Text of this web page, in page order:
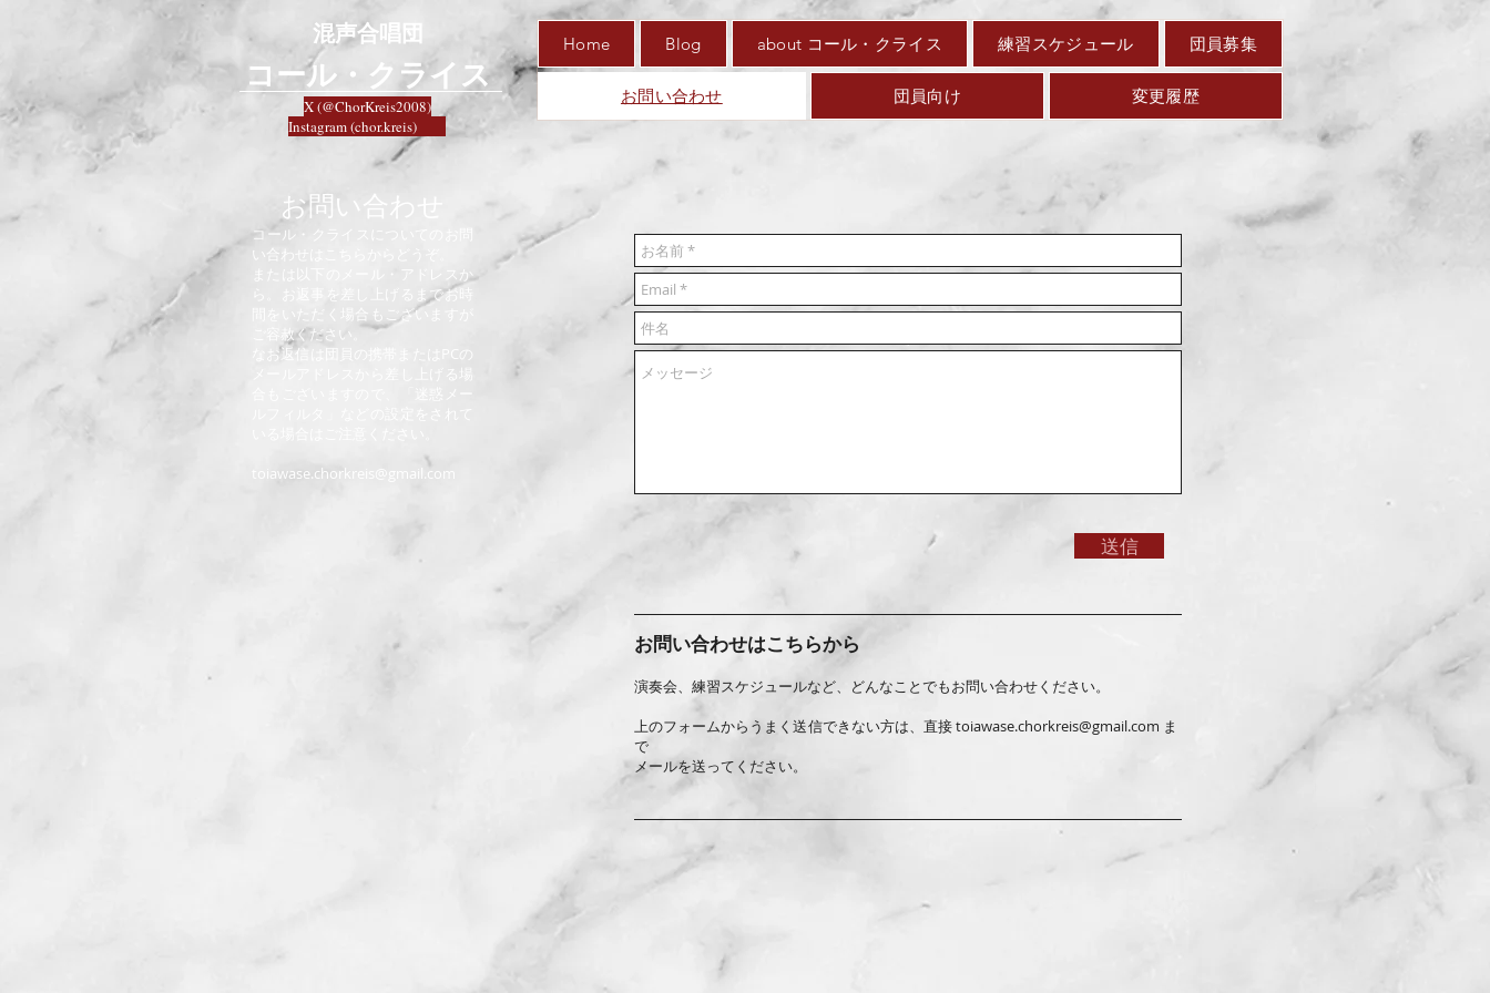
混声合唱団
​コール・クライス
X (@ChorKreis2008)
Instagram (chor.kreis)
Home Blog about コール・クライス 練習スケジュール 団員募集
お問い合わせ 団員向け 変更履歴
お問い合わせ​
コール・クライスについてのお問
い合わせはこちらからどうぞ。
または以下のメール・アドレスか
ら。お返事を差し上げるまでお時
間をいただく場合もございますが
ご容赦ください。
なお返信は団員の携帯またはPCの
メールアドレスから差し上げる場
toiawase.chorkreis@gmail.com
送信
お問い合わせはこちらから
演奏会、練習スケジュールなど、どんなことでもお問い合わせください。
上のフォームからうまく送信できない方は、直接toiawase.chorkreis@gmail.com ま
で
メールを送ってください。